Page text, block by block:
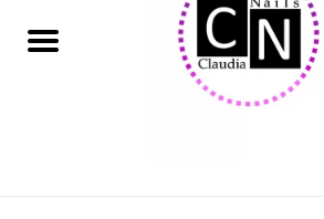
Pedicure producten